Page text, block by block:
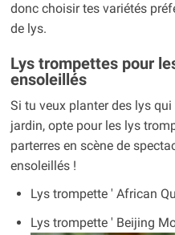
donc choisir tes variétés
de lys.
Lys trompettes pour
ensoleillés
Si tu veux planter des lys
jardin, opte pour les lys
parterres en scène de
ensoleillés !
Lys trompette ' African
Lys trompette ' Beijing